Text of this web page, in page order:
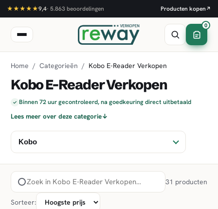
★★★★★9,4· 5.863beoordelingen Producten kopen ↗
0
Home / Categorieën / Kobo E-Reader Verkopen
Kobo E-Reader Verkopen
✓ Binnen 72 uur gecontroleerd, na goedkeuring direct uitbetaald
Lees meer over deze categorie↓
31 producten
Sorteer: